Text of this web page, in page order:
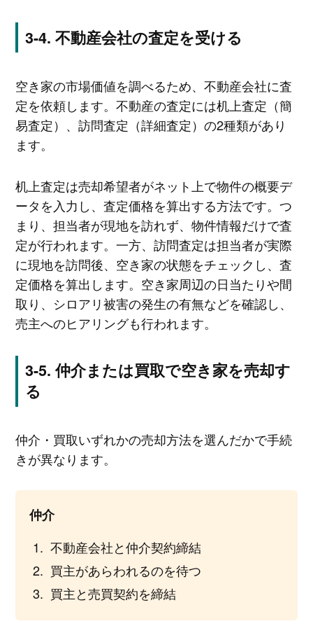
不動産会社の査定を受ける
空き家の市場価値を調べるため、不動産会社に査
定を依頼します。不動産の査定には机上査定（簡
易査定）、訪問査定（詳細査定）の2種類があり
ます。
机上査定は売却希望者がネット上で物件の概要デ
ータを入力し、査定価格を算出する方法です。つ
まり、担当者が現地を訪れず、物件情報だけで査
定が行われます。一方、訪問査定は担当者が実際
に現地を訪問後、空き家の状態をチェックし、査
定価格を算出します。空き家周辺の日当たりや間
取り、シロアリ被害の発生の有無などを確認し、
売主へのヒアリングも行われます。
仲介または買取で空き家を売却す
る
仲介・買取いずれかの売却方法を選んだかで手続
きが異なります。
仲介
不動産会社と仲介契約締結
買主があらわれるのを待つ
買主と売買契約を締結